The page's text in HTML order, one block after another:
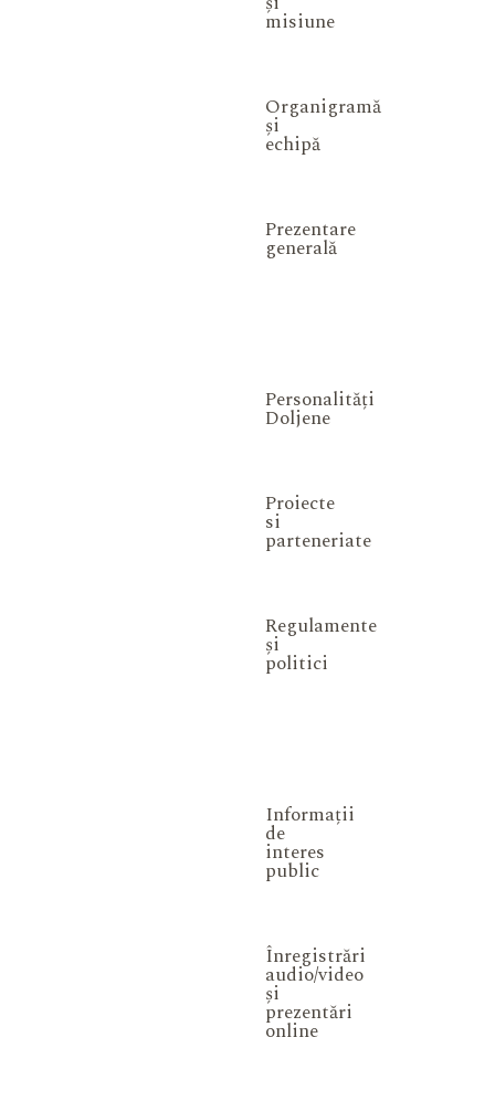
misiune
Organigramă
și
echipă
Prezentare
generală
Personalități
Doljene
Proiecte
si
parteneriate
Regulamente
și
politici
Informații
de
interes
public
Înregistrări
audio/video
și
prezentări
online